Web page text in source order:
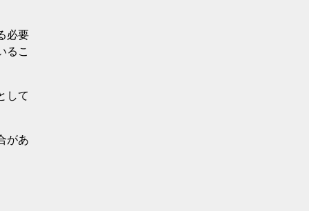
必要
るこ
して
があ